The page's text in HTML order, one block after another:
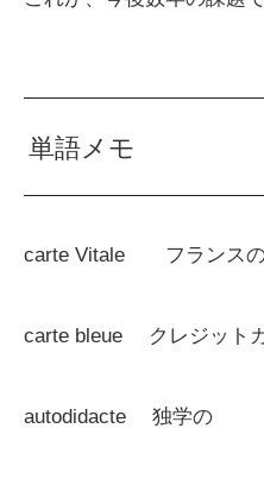
単語メモ
carte Vitale フランスの
carte bleue クレジット
autodidacte 独学の